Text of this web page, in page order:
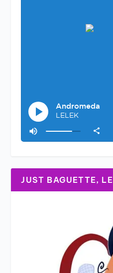
JUST BAGUETTE,